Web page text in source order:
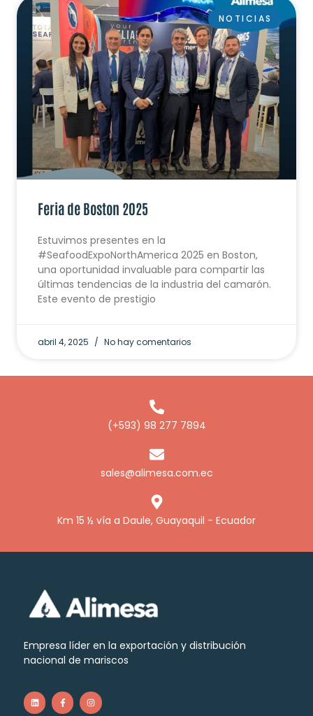
NOTICIAS
Feria de Boston 2025
Estuvimos presentes en la
#SeafoodExpoNorthAmerica 2025 en Boston,
una oportunidad invaluable para compartir las
últimas tendencias de la industria del camarón.
Este evento de prestigio
abril 4, 2025 No hay comentarios
(+593) 98 277 7894
sales@alimesa.com.ec
Km 15 ½ vía a Daule, Guayaquil - Ecuador
Empresa líder en la exportación y distribución
nacional de mariscos